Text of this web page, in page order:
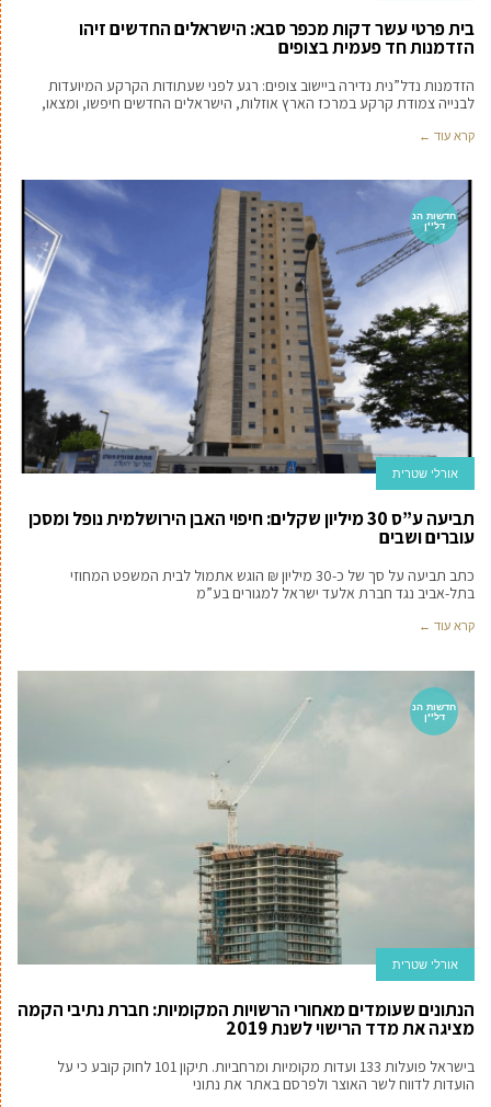
בית פרטי עשר דקות מכפר סבא: הישראלים החדשים זיהו
הזדמנות חד פעמית בצופים
הזדמנות נדל”נית נדירה ביישוב צופים: רגע לפני שעתודות הקרקע המיועדות
לבנייה צמודת קרקע במרכז הארץ אוזלות, הישראלים החדשים חיפשו, ומצאו,
קרא עוד ←
חדשות הנ
דל''ן
אורלי שטרית
תביעה ע”ס 30 מיליון שקלים: חיפוי האבן הירושלמית נופל ומסכן
עוברים ושבים
כתב תביעה על סך של כ-30 מיליון ₪ הוגש אתמול לבית המשפט המחוזי
בתל-אביב נגד חברת אלעד ישראל למגורים בע”מ
קרא עוד ←
חדשות הנ
דל''ן
אורלי שטרית
הנתונים שעומדים מאחורי הרשויות המקומיות: חברת נתיבי הקמה
מציגה את מדד הרישוי לשנת 2019
בישראל פועלות 133 ועדות מקומיות ומרחביות. תיקון 101 לחוק קובע כי על
הועדות לדווח לשר האוצר ולפרסם באתר את נתוני